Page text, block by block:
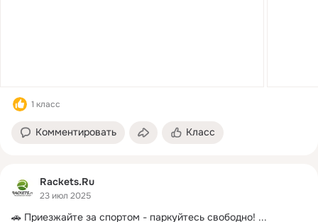
1 класс
Комментировать Класс
Rackets.Ru
23 июл 2025
🚗 Приезжайте за спортом - паркуйтесь свободно! ...